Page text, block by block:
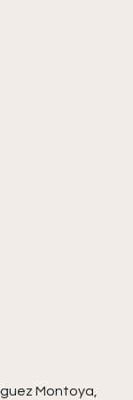
Montoya,